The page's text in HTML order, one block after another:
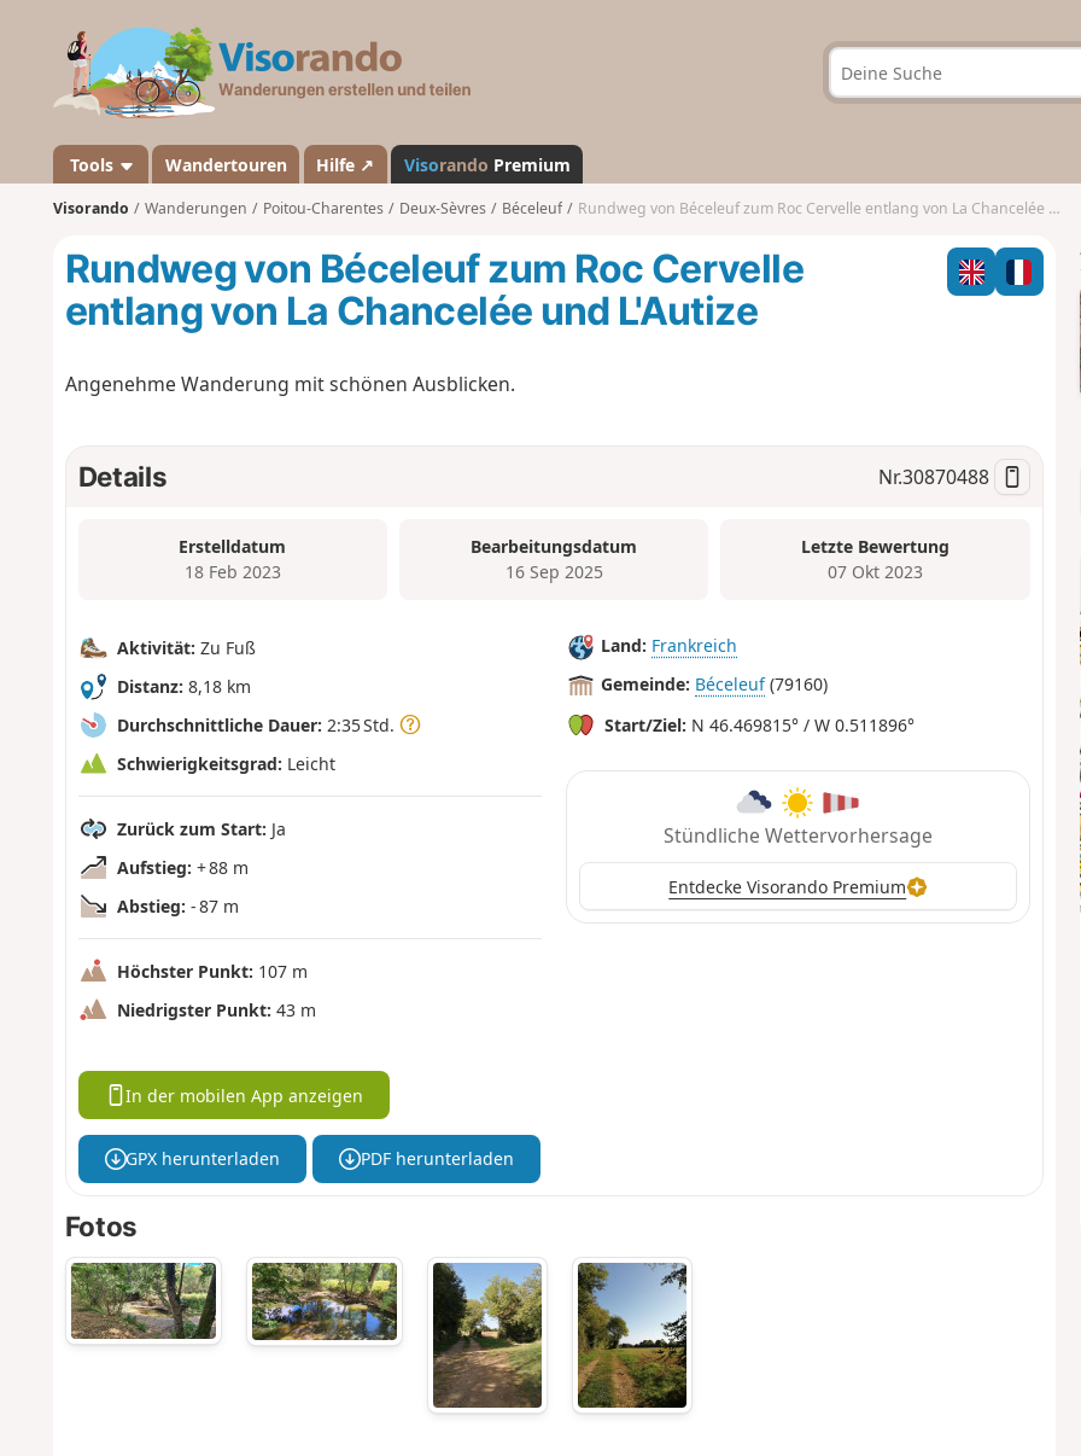
a
n
d
Tools Wandertouren Hilfe ↗ Visorando Premium
Visorando Wanderungen Poitou-Charentes Deux-Sèvres Béceleuf Rundweg von Béceleuf zum Roc Cervelle entlang von La Chancelée und L'Autize
Rundweg von Béceleuf zum Roc Cervelle
entlang von La Chancelée und L'Autize
Angenehme Wanderung mit schönen Ausblicken.
Details Nr.30870488
Erstelldatum
18 Feb 2023
Bearbeitungsdatum
16 Sep 2025
Letzte Bewertung
07 Okt 2023
Aktivität: Zu Fuß
Distanz: 8,18 km
Durchschnittliche Dauer: 2:35 Std.
Schwierigkeitsgrad: Leicht
Zurück zum Start: Ja
Aufstieg: + 88 m
Abstieg: - 87 m
Höchster Punkt: 107 m
Niedrigster Punkt: 43 m
Land: Frankreich
Gemeinde: Béceleuf(79160)
Start/Ziel: N 46.469815° / W 0.511896°
Stündliche Wettervorhersage
Entdecke Visorando Premium
In der mobilen App anzeigen
GPX herunterladen PDF herunterladen
Fotos